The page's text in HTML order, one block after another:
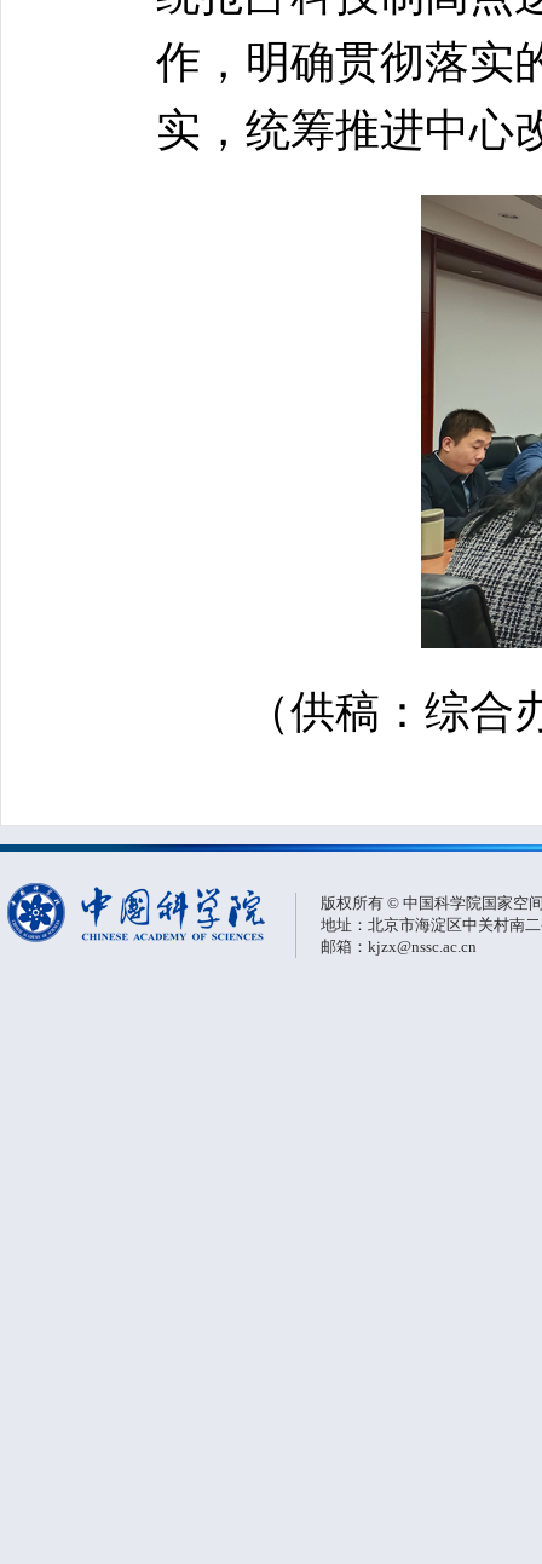
作，明确贯彻落实
实，统筹推进中心
（供稿：综合办
版权所有 © 中国科学院国家空
地址：北京市海淀区中关村南
邮箱：kjzx@nssc.ac.cn